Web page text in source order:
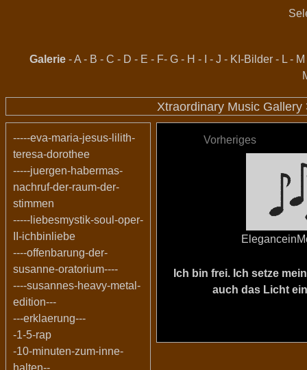
Galerie -A - B - C - D - E - F- G - H - - J - KI-Bilder - L - M
Xtraordinary Music
-----eva-maria-jesus-lilith-
teresa-dorothee
-----juergen-habermas-
nachruf-der-raum-der-
stimmen
-----liebesmystik-soul-oper-
II-ichbinliebe
----offenbarung-der-
susanne-oratorium----
----susannes-heavy-metal-
edition---
---erklaerung---
-1-5-rap
-10-minuten-zum-inne-
halten--
Vorheriges
Ich bin frei. Ich setze
auch das Licht